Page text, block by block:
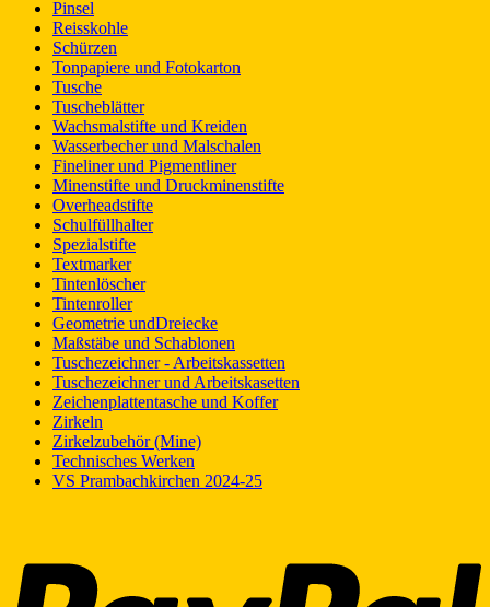
Pinsel
Reisskohle
Schürzen
Tonpapiere und Fotokarton
Tusche
Tuscheblätter
Wachsmalstifte und Kreiden
Wasserbecher und Malschalen
Fineliner und Pigmentliner
Minenstifte und Druckminenstifte
Overheadstifte
Schulfüllhalter
Spezialstifte
Textmarker
Tintenlöscher
Tintenroller
Geometrie undDreiecke
Maßstäbe und Schablonen
Tuschezeichner - Arbeitskassetten
Tuschezeichner und Arbeitskasetten
Zeichenplattentasche und Koffer
Zirkeln
Zirkelzubehör (Mine)
Technisches Werken
VS Prambachkirchen 2024-25